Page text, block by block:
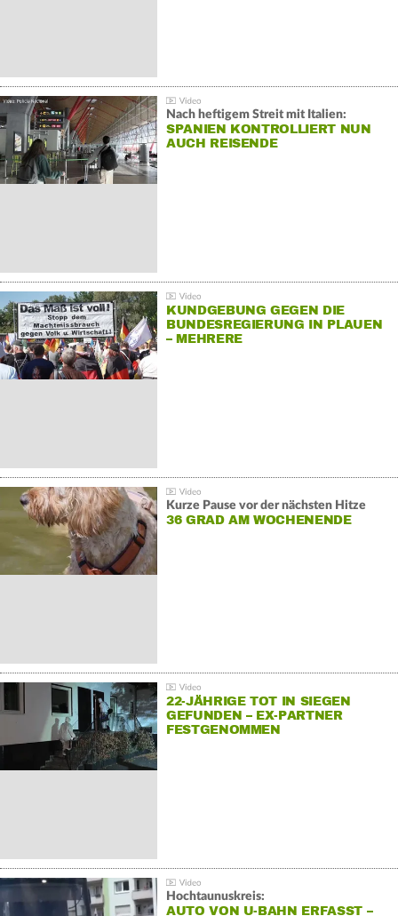
Nach heftigem Streit mit Italien:
SPANIEN KONTROLLIERT NUN
AUCH REISENDE
KUNDGEBUNG GEGEN DIE
BUNDESREGIERUNG IN PLAUEN
– MEHRERE
Kurze Pause vor der nächsten Hitze
36 GRAD AM WOCHENENDE
22-JÄHRIGE TOT IN SIEGEN
GEFUNDEN – EX-PARTNER
FESTGENOMMEN
Hochtaunuskreis:
AUTO VON U-BAHN ERFASST –